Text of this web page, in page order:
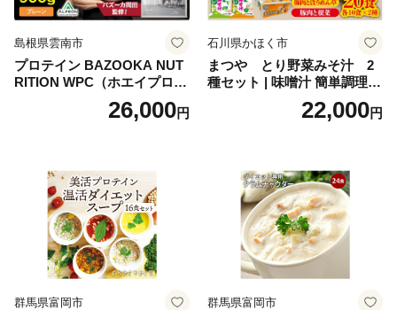
島根県雲南市
プロテイン BAZOOKA NUT
RITION WPC（ホエイプロテ
イン）＜プレーン＞ 900g｜
バズーカ岡田監修・植物由来
ロン [AIEN005]
26,000円
石川県かほく市
まつや とり野菜みそ汁 2
種セット | 味噌汁 簡単調理
お味噌 おみそ みそ とり野菜
時短料理 時短ごはん ご当地
22,000円
群馬県富岡市 群馬県富岡市